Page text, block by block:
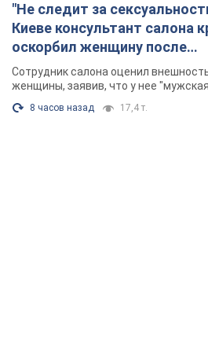
"Не следит за
Киеве консультант салона
оскорбил женщину после
химиотерапии, разгорелся
Фото
Сотрудник салона оценил
женщины, заявив, что у нее
8 часов назад 17,4 т.